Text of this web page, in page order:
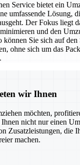
Service bietet ein
umfassende Lösung,
Der Fokus liegt
und den
können Sie sich auf den
ohne sich um das
wir Ihnen
möchten,
nicht nur einen
Zusatzleistungen, die
machen.